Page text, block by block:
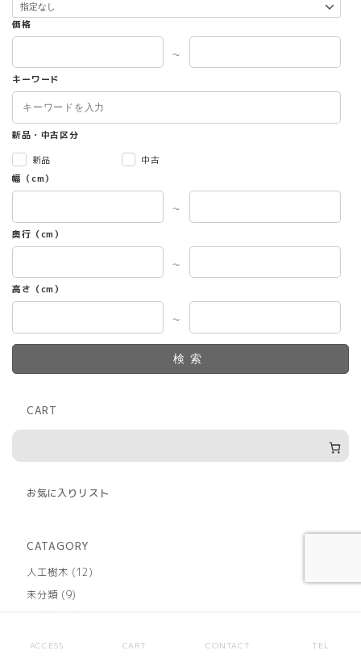
価格
～
キーワード
新品・中古区分
新品
中古
幅（cm）
～
奥行（cm）
～
高さ（cm）
～
検索
CART
お気に入りリスト
CATAGORY
人工樹木
1212
未分類 99
ACCESS CART CONTACT TEL